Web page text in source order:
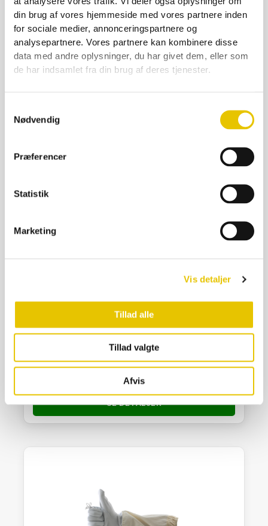
din brug af vores hjemmeside med vores partnere inden
for sociale medier, annonceringspartnere og
analysepartnere. Vores partnere kan kombinere disse
data med andre oplysninger, du har givet dem, eller som
de har indsamlet fra din brug af deres tjenester.
Nødvendig
Præferencer
Statistik
Marketing
Vis detaljer
Tillad alle
Tillad valgte
Afvis
Gule skindhandsker, str. XL
Gummihandsker med manchet, blå
139,00kr.
SE DETALJER